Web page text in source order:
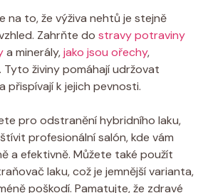
na to, že výživa nehtů je stejně
Zahrňte do stravy potraviny
a minerály,jako jsou ořechy,
Tyto živiny pomáhají udržovat
přispívají k jejich pevnosti.
pro odstranění hybridního laku,
profesionální salón, kde vám
a efektivně. Můžete také použít
laku, což je jemnější varianta,
poškodí. Pamatujte, že zdravé